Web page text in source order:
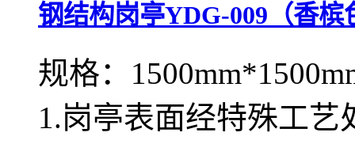
钢结构岗亭YDG-009（香槟
规格：
1.岗亭表面经特殊工